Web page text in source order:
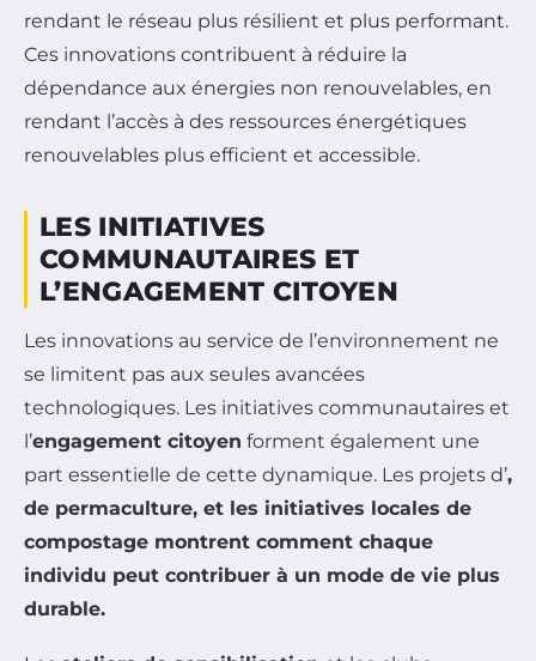
rendant le réseau plus résilient et plus performant.
Ces innovations contribuent à réduire la
dépendance aux énergies non renouvelables, en
rendant l’accès à des ressources énergétiques
renouvelables plus efficient et accessible.
LES INITIATIVES
COMMUNAUTAIRES ET
L’ENGAGEMENT CITOYEN
Les innovations au service de l’environnement ne
se limitent pas aux seules avancées
technologiques. Les initiatives communautaires et
l’engagement citoyen forment également une
part essentielle de cette dynamique. Les projets d’,
de permaculture, et les initiatives locales de
compostage montrent comment chaque
individu peut contribuer à un mode de vie plus
durable.